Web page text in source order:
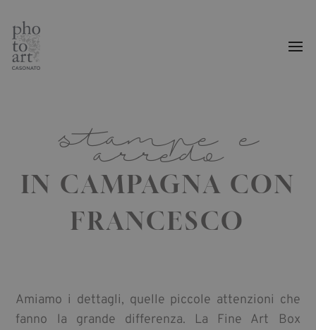
stampe e
arredo
IN CAMPAGNA CON
FRANCESCO
Amiamo i dettagli, quelle piccole attenzioni che
fanno la grande differenza. La Fine Art Box